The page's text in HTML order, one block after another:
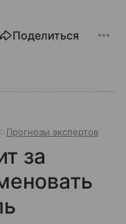
Поделиться
Прогнозы экспертов
за